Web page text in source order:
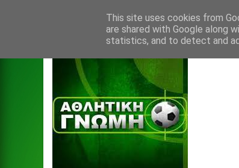
This site uses cookies from
are shared with Google along
statistics, and to detect and